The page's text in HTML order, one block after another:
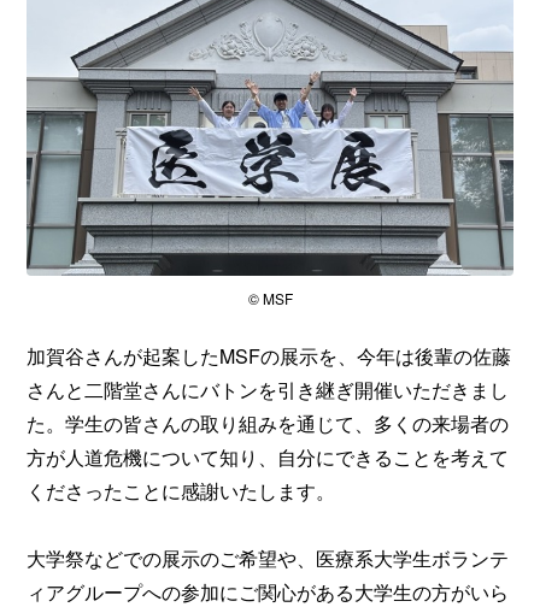
© MSF
加賀谷さんが起案したMSFの展示を、今年は後輩の佐藤
さんと二階堂さんにバトンを引き継ぎ開催いただきまし
た。学生の皆さんの取り組みを通じて、多くの来場者の
方が人道危機について知り、自分にできることを考えて
くださったことに感謝いたします。
大学祭などでの展示のご希望や、医療系大学生ボランテ
ィアグループへの参加にご関心がある大学生の方がいら